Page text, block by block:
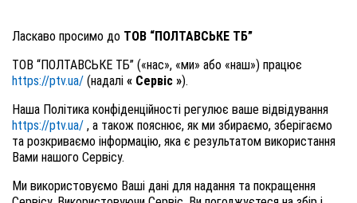
Ласкаво просимо до ТОВ “ПОЛТАВСЬКЕ ТБ”
ТОВ “ПОЛТАВСЬКЕ ТБ” («нас», «ми» або «наш») працює
https://ptv.ua/ (надалі « Сервіс »).
Наша Політика конфіденційності регулює ваше відвідування
https://ptv.ua/ , а також пояснює, як ми збираємо, зберігаємо
та розкриваємо інформацію, яка є результатом використання
Вами нашого Сервісу.
Ми використовуємо Ваші дані для надання та покращення